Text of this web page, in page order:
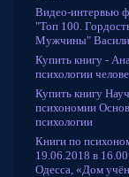
Видео-интервью
"Топ 100.
Мужчины"
Купить книгу -
психологии
Купить книгу
психономии
психологии
Книги по
19.06.2018 в 16.00
Одесса, «Дом